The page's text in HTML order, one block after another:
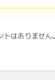
トはありません。